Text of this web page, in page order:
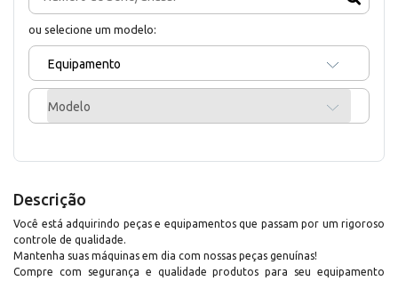
ou selecione um modelo:
Equipamento
Modelo
Descrição
Você está adquirindo peças e equipamentos que passam por um rigoroso
controle de qualidade.
Mantenha suas máquinas em dia com nossas peças genuínas!
Compre com segurança e qualidade produtos para seu equipamento